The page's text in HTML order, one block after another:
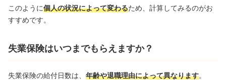
このように個人の状況によって変わるため、計算してみるのがお
すすめです。
失業保険はいつまでもらえますか？
失業保険の給付日数は、 年齢や退職理由によって異なります。